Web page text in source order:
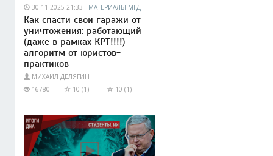
30.11.2025 21:33 МАТЕРИАЛЫ МГД
Как спасти свои гаражи от
уничтожения: работающий
(даже в рамках КРТ!!!!)
алгоритм от юристов-
практиков
МИХАИЛ ДЕЛЯГИН
16780
10 (1) 10 (1)